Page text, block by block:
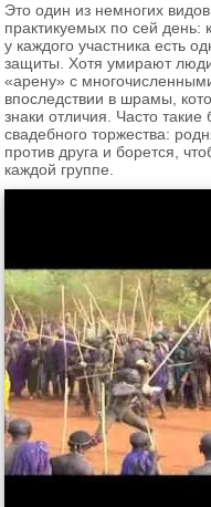
Это один из немногих
практикуемых по сей
у каждого участника есть
защиты. Хотя умирают
«арену» с
впоследствии в шрамы,
знаки отличия. Часто
свадебного торжества:
против друга и борется,
каждой группе.